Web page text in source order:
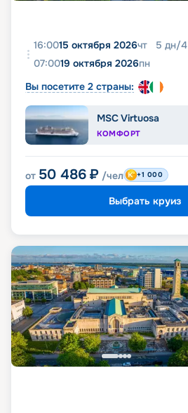
16:0015 октября 2026чт 5 дн/4
07:0019 октября 2026пн
Вы посетите 2 страны:
MSC Virtuosa
КОМФОРТ
от 50 486 ₽ /чел +1 000
Выбрать круиз